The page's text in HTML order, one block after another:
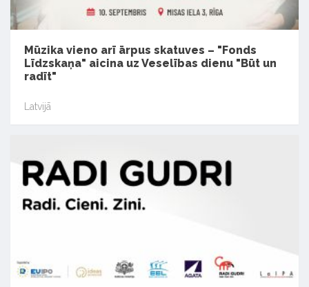
Mūzika vieno arī ārpus skatuves – "Fonds
Līdzskaņa" aicina uz Veselības dienu "Būt un
radīt"
Latvijā